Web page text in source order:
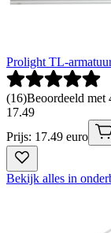
Prolight TL-
(16)Beoordeeld met
17.49
Prijs: 17.49 euro
Bekijk alles in